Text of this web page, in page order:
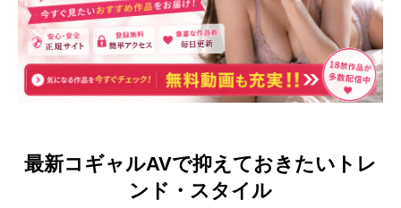
最新コギャルAVで抑えておきたいトレ
ンド・スタイル